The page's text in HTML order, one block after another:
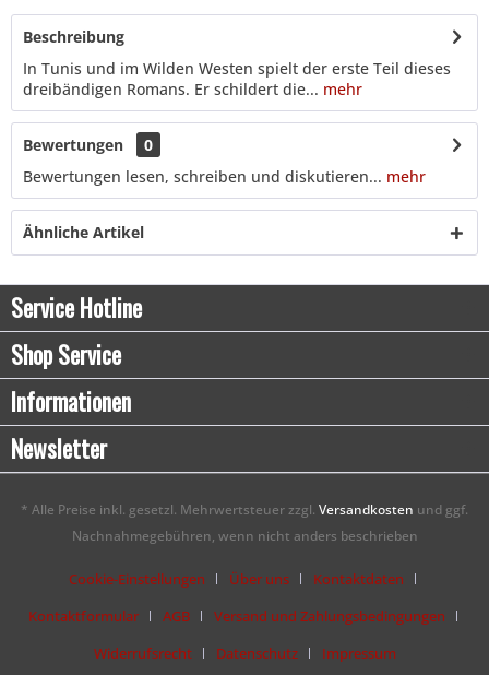
Beschreibung
In Tunis und im Wilden Westen spielt der erste Teil dieses
dreibändigen Romans. Er schildert die... mehr
Bewertungen
0
Bewertungen lesen, schreiben und diskutieren... mehr
Ähnliche Artikel
Service Hotline
Shop Service
Informationen
Newsletter
* Alle Preise inkl. gesetzl. Mehrwertsteuer zzgl. Versandkosten und ggf.
Nachnahmegebühren, wenn nicht anders beschrieben
Cookie-Einstellungen Über uns
Kontaktdaten
Kontaktformular
AGB
Versand und Zahlungsbedingungen
Widerrufsrecht
Datenschutz
Impressum